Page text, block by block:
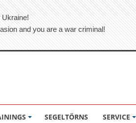
Ukraine!
and you are a war criminal!
SEGELTÖRNS SERVICE